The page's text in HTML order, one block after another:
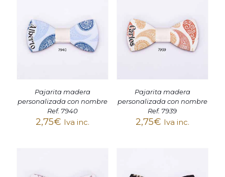
Pajarita madera
personalizada con nombre
Ref. 7940
2,75€ Iva inc.
Pajarita madera
personalizada con nombre
Ref. 7939
2,75€ Iva inc.